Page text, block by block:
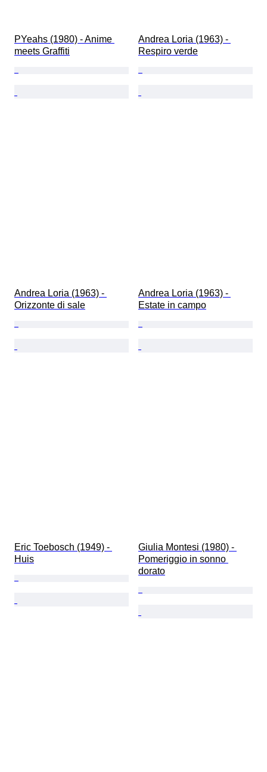
PYeahs (1980) - Anime
meets Graffiti
Andrea Loria (1963) -
Respiro verde
Andrea Loria (1963) -
Orizzonte di sale
Andrea Loria (1963) -
Estate in campo
Eric Toebosch (1949) -
Huis
Giulia Montesi (1980) -
Pomeriggio in sonno
dorato